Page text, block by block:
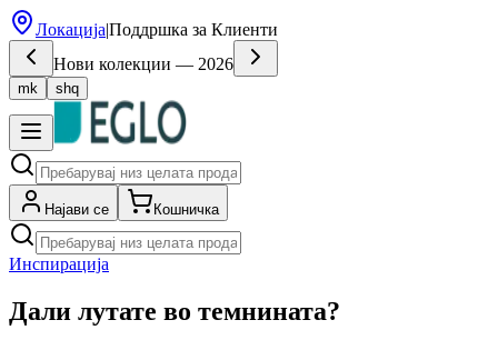
Локација|Поддршка за Клиенти
Нови колекции — 2026
mk shq
Најави се Кошничка
Инспирација
Дали лутате во темнината?